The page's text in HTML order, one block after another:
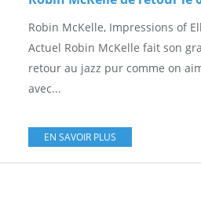
Robin McKelle, Impressions of
Actuel Robin McKelle fait son
retour au jazz pur comme on
avec...
EN SAVOIR PLUS